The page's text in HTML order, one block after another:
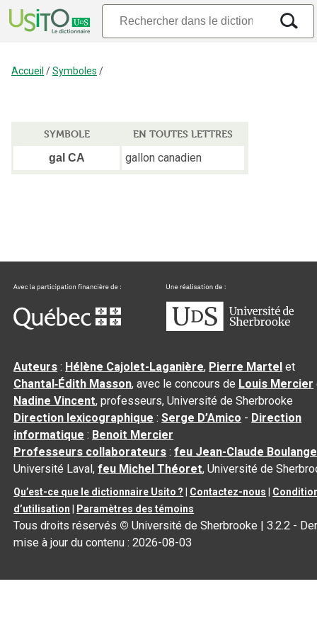
Accueil /Symboles /
SYMBOLE
EN TOUTES LETTRES
gal CA
gallon canadien
Auteurs : Hélène Cajolet-Laganière, Pierre Martel et
Chantal‑Édith Masson, avec le concours de Louis Mercier
Nadine Vincent, professeurs, Université de Sherbrooke
Direction lexicographique :Serge D’Amico - Direction
informatique : Benoit Mercier
Professeurs collaborateurs :feu Jean-Claude
Université Laval,feu Michel Théoret, Université de
Qu’est-ce que le dictionnaire Usito ? Contactez-nous
d’utilisation
Paramètres des témoins
Tous droits réservés © Université de Sherbrooke |3.2.2 -
mise à jour du contenu :2026-08-03